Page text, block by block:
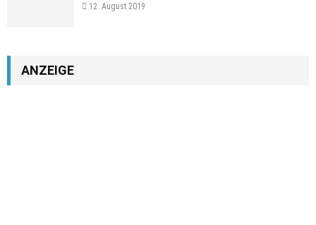
12. August 2019
ANZEIGE